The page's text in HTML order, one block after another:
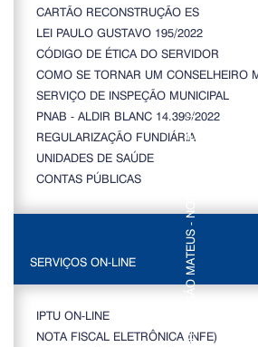
CARTÃO RECONSTRUÇÃO ES
LEI PAULO GUSTAVO 195/2022
CÓDIGO DE ÉTICA DO SERVIDOR
COMO SE TORNAR UM CONSELHEIRO
SERVIÇO DE INSPEÇÃO MUNICIPAL
PNAB - ALDIR BLANC 14.399/2022
REGULARIZAÇÃO FUNDIÁRIA
UNIDADES DE SAÚDE
CONTAS PÚBLICAS
SERVIÇOS ON-LINE
IPTU ON-LINE
NOTA FISCAL ELETRÔNICA (NFE)